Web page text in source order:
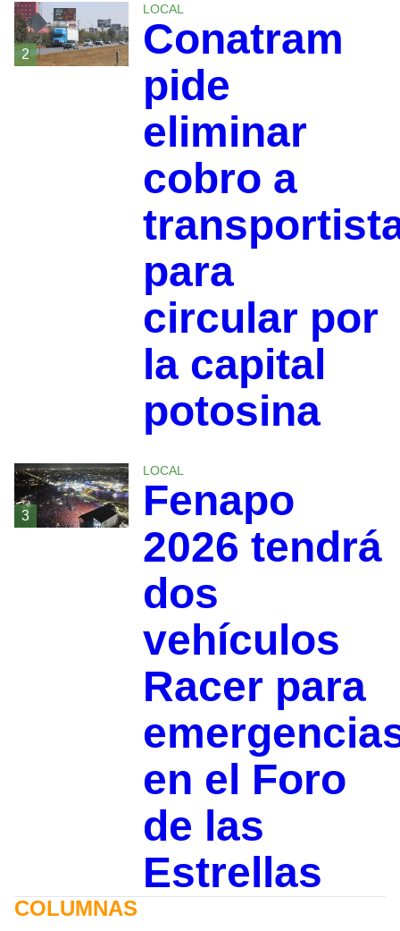
2
LOCAL
Conatram
pide
eliminar
cobro a
para
circular por
la capital
potosina
3
LOCAL
Fenapo
2026 tendrá
dos
vehículos
Racer para
en el Foro
de las
Estrellas
COLUMNAS